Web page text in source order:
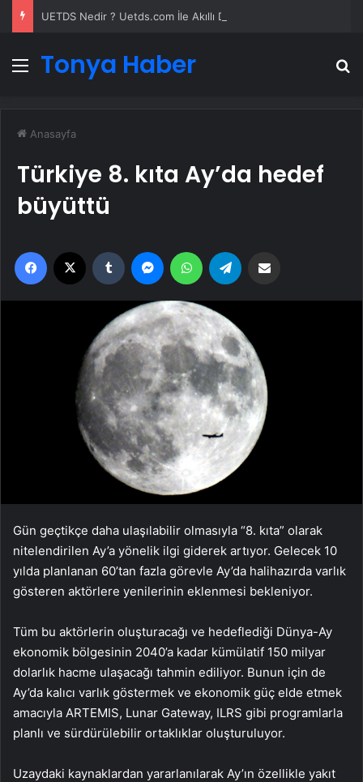
Menü
Tonya Haber
Anasayfa
Türkiye 8. kıta Ay’da hedef
büyüttü
Facebook Tumblr MessengerWhatsApp
Gün geçtikçe daha ulaşılabilir olmasıyla “8. kıta” olarak
nitelendirilen Ay’a yönelik ilgi giderek artıyor. Gelecek 10
yılda planlanan 60’tan fazla görevle Ay’da halihazırda varlık
gösteren aktörlere yenilerinin eklenmesi bekleniyor.
Tüm bu aktörlerin oluşturacağı ve hedeflediği Dünya-Ay
ekonomik bölgesinin 2040’a kadar kümülatif 150 milyar
dolarlık hacme ulaşacağı tahmin ediliyor. Bunun için de
Ay’da kalıcı varlık göstermek ve ekonomik güç elde etmek
amacıyla ARTEMIS, Lunar Gateway, ILRS gibi programlarla
planlı ve sürdürülebilir ortaklıklar oluşturuluyor.
Uzaydaki kaynaklardan yararlanılarak Ay’ın özellikle yakıt